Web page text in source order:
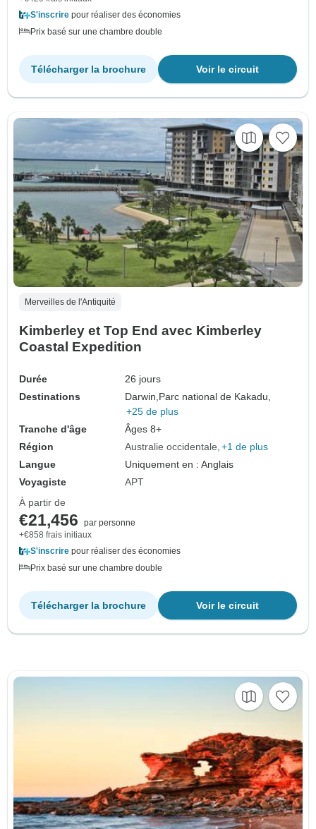
S'inscrire pour réaliser des économies
Prix basé sur une chambre double
Voir le circuit
Télécharger la brochure
Merveilles de l'Antiquité
Kimberley et Top End avec Kimberley
Coastal Expedition
Durée
26 jours
Destinations
Darwin, Parc national de Kakadu,
+25 de plus
Tranche d'âge
Âges 8+
Région
Australie occidentale +1 de plus
Langue
Uniquement en : Anglais
Voyagiste
APT
À partir de
€21,456
par personne
+€858 frais initiaux
S'inscrire pour réaliser des économies
Prix basé sur une chambre double
Voir le circuit
Télécharger la brochure